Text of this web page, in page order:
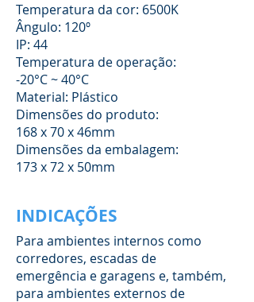
Temperatura da cor: 6500K
Ângulo: 120º
IP: 44
Temperatura de operação:
-20°C ~ 40°C
Material: Plástico
Dimensões do produto:
168 x 70 x 46mm
Dimensões da embalagem:
173 x 72 x 50mm
INDICAÇÕES
Para ambientes internos como
corredores, escadas de
emergência e garagens e, também,
para ambientes externos de